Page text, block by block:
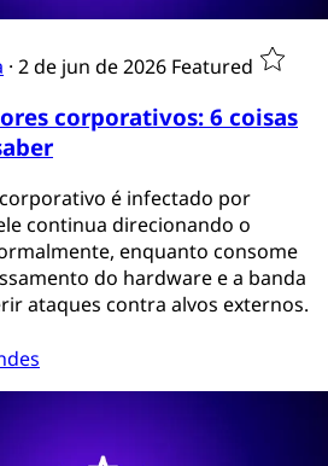
· 2 de jun de 2026 Featured
corporativos: 6 coisas
é infectado por
continua direcionando o
enquanto consome
do hardware e a banda
ataques contra alvos externos.